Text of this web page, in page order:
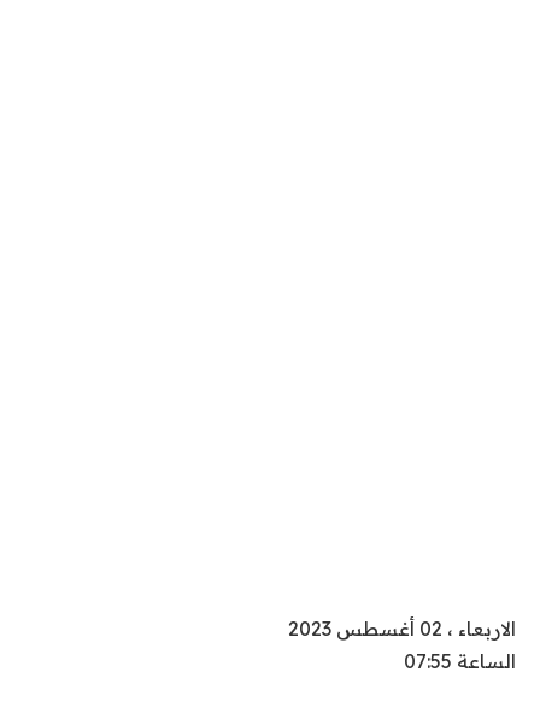
الاربعاء ، 02 أغسطس 2023
الساعة 07:55